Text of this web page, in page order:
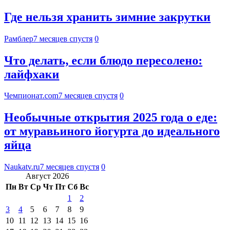
Где нельзя хранить зимние закрутки
Рамблер7 месяцев спустя 0
Что делать, если блюдо пересолено:
лайфхаки
Чемпионат.com7 месяцев спустя 0
Необычные открытия 2025 года о еде:
от муравьиного йогурта до идеального
яйца
Naukatv.ru7 месяцев спустя 0
Август 2026
Пн Вт Ср Чт Пт Сб Вс
1
2
3
4 5 6 7 8
9
10 11 12 13 14 15 16